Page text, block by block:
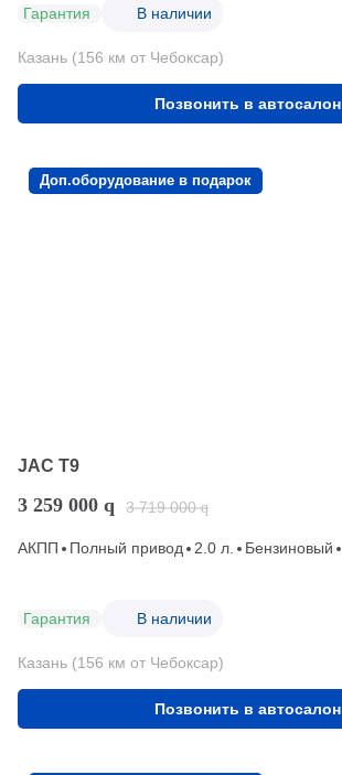
Гарантия В наличии
Казань (156 км от Чебоксар)
Позвонить в автосалон
Доп.оборудование в подарок
JAC T9
3 259 000 q 3 719 000 q
АКПП Полный привод 2.0 л. Бензиновый
Гарантия В наличии
Казань (156 км от Чебоксар)
Позвонить в автосалон